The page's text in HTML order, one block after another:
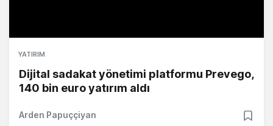
YATIRIM
Dijital sadakat yönetimi platformu Prevego,
140 bin euro yatırım aldı
Arden Papuççiyan